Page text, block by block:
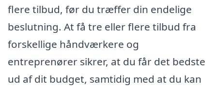
flere tilbud, før du træffer din endelige
beslutning. At få tre eller flere tilbud fra
forskellige håndværkere og
entreprenører sikrer, at du får det bedste
ud af dit budget, samtidig med at du kan